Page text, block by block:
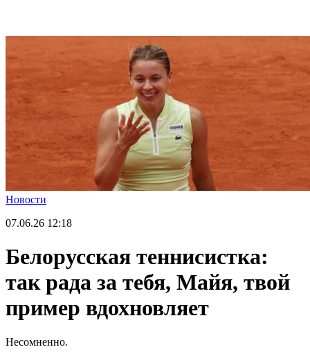
Новости
07.06.26 12:18
Белорусская теннисистка:
так рада за тебя, Майя, твой
пример вдохновляет
Несомненно.